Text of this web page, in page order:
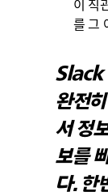
를 그
Slack
완전
서 정
보를
다. 한